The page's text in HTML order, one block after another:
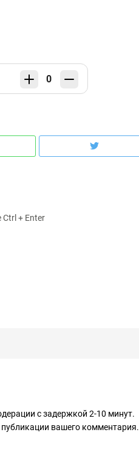
0
+ Enter
с задержкой 2-10 минут.
публикации вашего комментария.